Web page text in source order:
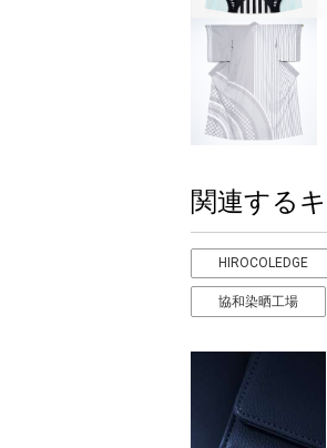
関連する
HIROCOLEDGE
協和染晒工場